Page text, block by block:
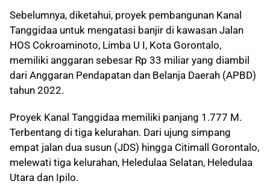
Sebelumnya, diketahui, proyek pembangunan Kanal
Tanggidaa untuk mengatasi banjir di kawasan Jalan
HOS Cokroaminoto, Limba U I, Kota Gorontalo,
memiliki anggaran sebesar Rp 33 miliar yang diambil
dari Anggaran Pendapatan dan Belanja Daerah (APBD)
tahun 2022.
Proyek Kanal Tanggidaa memiliki panjang 1.777 M.
Terbentang di tiga kelurahan. Dari ujung simpang
empat jalan dua susun (JDS) hingga Citimall Gorontalo,
melewati tiga kelurahan, Heledulaa Selatan, Heledulaa
Utara dan Ipilo.